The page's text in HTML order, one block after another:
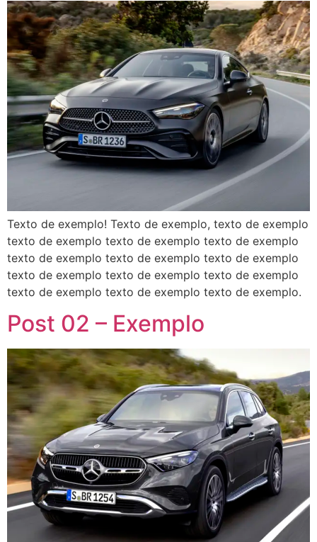
Texto de exemplo! Texto de exemplo, texto de exemplo
texto de exemplo texto de exemplo texto de exemplo
texto de exemplo texto de exemplo texto de exemplo
texto de exemplo texto de exemplo texto de exemplo
texto de exemplo texto de exemplo texto de exemplo.
Post 02 – Exemplo